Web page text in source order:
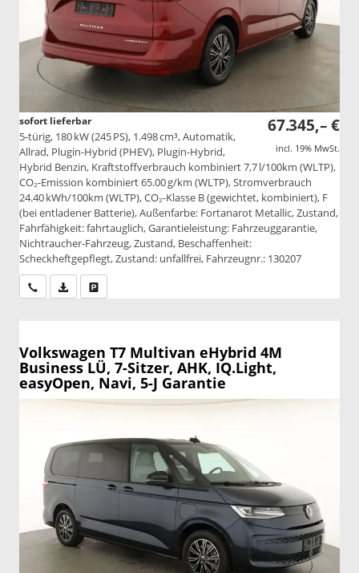
67.345,– €
incl. 19% MwSt.
sofort lieferbar
5-türig, 180 kW (245 PS), 1.498 cm³, Automatik,
Allrad, Plugin-Hybrid (PHEV), Plugin-Hybrid,
Hybrid Benzin, Kraftstoffverbrauch kombiniert 7,7 l/100km (WLTP),
CO₂-Emission kombiniert 65.00 g/km (WLTP), Stromverbrauch
24.40 kWh/100km (WLTP), CO₂-Klasse B (gewichtet, kombiniert), F
(bei entladener Batterie), Außenfarbe: Fortanarot Metallic, Zustand,
Fahrfähigkeit: fahrtauglich, Garantieleistung: Fahrzeuggarantie,
Nichtraucher-Fahrzeug, Zustand, Beschaffenheit:
Scheckheftgepflegt, Zustand: unfallfrei, Fahrzeugnr.: 130207
Wir rufen Sie anPDF-Datei, Fahrzeugexposé drucken
Volkswagen T7 Multivan eHybrid 4M
Business LÜ, 7-Sitzer, AHK, IQ.Light,
easyOpen, Navi, 5-J Garantie